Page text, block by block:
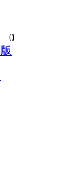
0